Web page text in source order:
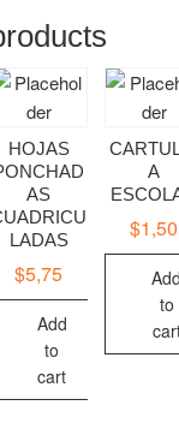
HOJAS
AS
LADAS
$5,75
Add
to
cart
A
$1,50
Add
to